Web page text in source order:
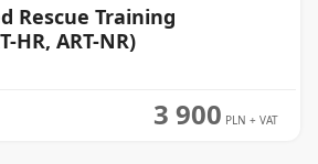
Rescue Training
HR, ART-NR)
3 900 PLN + VAT